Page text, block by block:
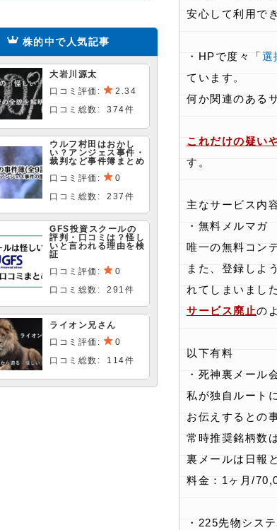
安心して利用で
・HPで度々「選
ています。
何か関連のある
これだけの疑い
す。
主なサービス内
・無料メルマガ
唯一の無料コン
また、登録しよ
れてしまいました
サービス廃止の
以下有料
・死神裏メール
私が独自ルート
お伝えするとの事
常時推奨銘柄数
裏メールは日報
料金：1ヶ月/
・225先物シス
株的中で人気記事
大岩川源太
口コミ評価:
2.34
口コミ総数: 374件
ウルフ村田はおかし
い？アンジェス事件・
裁判など事件簿まとめ
口コミ評価:
0
口コミ総数: 237件
GFS投資スクールの
評判・口コミは？怪し
いと言われる理由を検
証
口コミ評価:
0
口コミ総数: 291件
ライオン兄さん
口コミ評価:
0
口コミ総数: 114件